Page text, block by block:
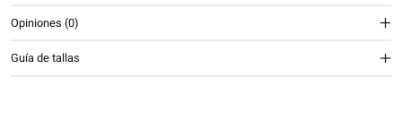
Opiniones (0)
Guía de tallas